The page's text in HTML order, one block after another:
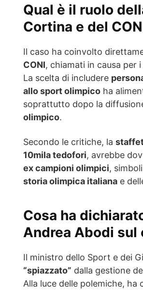
Qual è il ruolo
Cortina e del
Il caso ha coinvolto
CONI, chiamati in causa per i
La scelta di includere
allo sport olimpico ha
soprattutto dopo la
olimpico.
Secondo le critiche, la
10mila tedofori, avrebbe
ex campioni olimpici,
storia olimpica italiana e
Cosa ha
Andrea Abodi sul
Il ministro dello Sport e dei
“spiazzato” dalla gestione
Alla luce delle polemiche,